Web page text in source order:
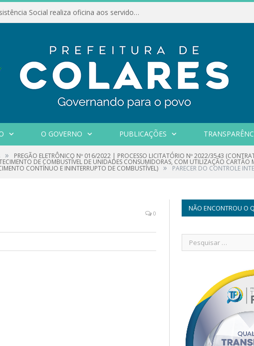
Conselho Municipal de Assistência Social realiza oficina aos servidores
O GOVERNO PUBLICAÇÕES
» PREGÃO ELETRÔNICO Nº 016/2022 | PROCESSO LICITATÓRIO Nº 2022/3543
DE COMBUSTÍVEL DE UNIDADES CONSUMIDORAS, COM UTILIZAÇÃO CARTÃO
CONTÍNUO E ININTERRUPTO DE COMBUSTÍVEL) » PARECER DO CONTROLE
0
NÃO ENCONTROU O